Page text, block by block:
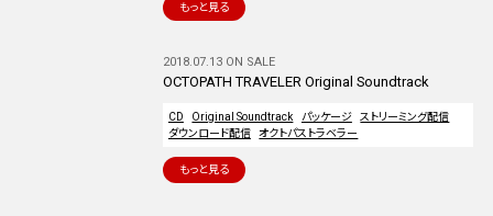
もっと見る
2018.07.13 ON SALE
OCTOPATH TRAVELER Original Soundtrack
CD Original Soundtrack パッケージ
ストリーミング配信
ダウンロード配信
オクトパストラベラー
もっと見る